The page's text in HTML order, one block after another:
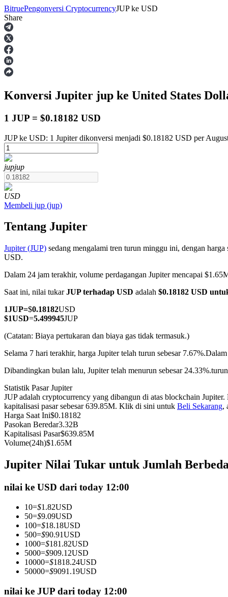
Berjangka
USDT Berjangka
Kontrak berjangka menggunakan USDT sebagai jaminannya
COIN-M Berjangka
Mata Uang Kripto Berjangka
Kontrak berjangka menggunakan USDC sebagai jaminannya
Copy Trading
Bergabunglah dengan pedagang top
BitruePengonversi CryptocurrencyJUP ke USD
Share
Konversi Jupiter jup ke United States
1 JUP = $0.18182 USD
JUP ke USD: 1 Jupiter dikonversi menjadi $0.18182 USD per
jupjup
USD
Membeli jup (jup)
Tentang Jupiter
Jupiter (JUP) sedang mengalami tren turun minggu ini, dengan harga
USD.
Dalam 24 jam terakhir, volume perdagangan Jupiter mencapai
Saat ini, nilai tukarJUP terhadap USD adalah $0.18182 USD
1JUP=$0.18182USD
$1USD=5.499945JUP
(Catatan: Biaya pertukaran dan biaya gas tidak termasuk.)
Selama 7 hari terakhir, harga Jupiter telah turun sebesar 7.67%.
Dibandingkan bulan lalu, Jupiter telah menurun sebesar
Statistik Pasar Jupiter
JUP adalah cryptocurrency yang dibangun di atas blockchain
kapitalisasi pasar sebesar 639.85M. Klik di sini untuk Beli Sekarang,
Harga Saat Ini$0.18182
Pasokan Beredar3.32B
Kapitalisasi Pasar$639.85M
Volume(24h)$1.65M
Jupiter Nilai Tukar untuk Jumlah
nilai ke USD dari today 12:00
10=$1.82USD
50=$9.09USD
100=$18.18USD
500=$90.91USD
1000=$181.82USD
5000=$909.12USD
10000=$1818.24USD
50000=$9091.19USD
nilai ke JUP dari today 12:00